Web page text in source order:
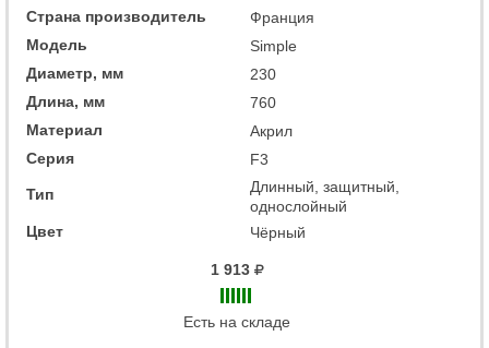
Страна производитель
Франция
Модель
Simple
Диаметр, мм
230
Длина, мм
760
Материал
Акрил
Серия
F3
Тип
Длинный, защитный,
однослойный
Цвет
Чёрный
1 913
Есть на складе